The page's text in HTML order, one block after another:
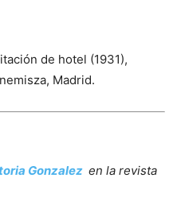
de hotel (1931),
Madrid.
Gonzalez en la revista